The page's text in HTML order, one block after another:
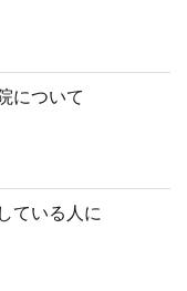
について
ている人に